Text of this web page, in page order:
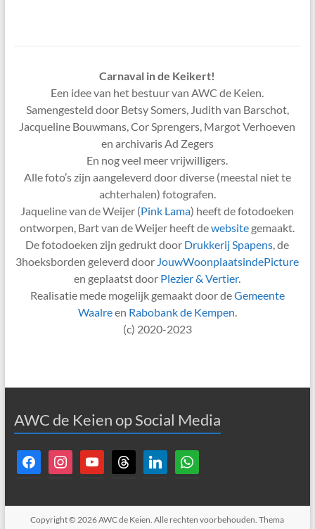
Carnaval in de Keikert!
Een idee van het bestuur van AWC de Keien.
Samengesteld door Betsy Somers, Judith van Barschot,
Jacqueline Bouwmans, Cor Sprengers, Margot Verhoeven
en archivaris Ad Zegers
En nog veel meer vrijwilligers.
Alle foto’s zijn aangeleverd door diverse (meestal niet te
achterhalen) fotografen.
Jaqueline van de Weijer (Pink Lama) heeft de fotodoeken
ontworpen, Bart van de Weijer heeft dewebsite gemaakt.
De fotodoeken zijn gedrukt door Drukkerij Spapens , de
3hoeksborden geleverd door JouwWoonplaatsindePicture
en geplaatst door Plezier & Vertier.
Realisatie mede mogelijk gemaakt door deGemeente
Waalreen Rabobank de Kempen
(c) 2020-2023
AWC de Keien op Social Media
facebookinstagramyoutube threads linkedin whatsapp
Copyright © 2026AWC de Keien . Alle rechten voorbehouden. Thema